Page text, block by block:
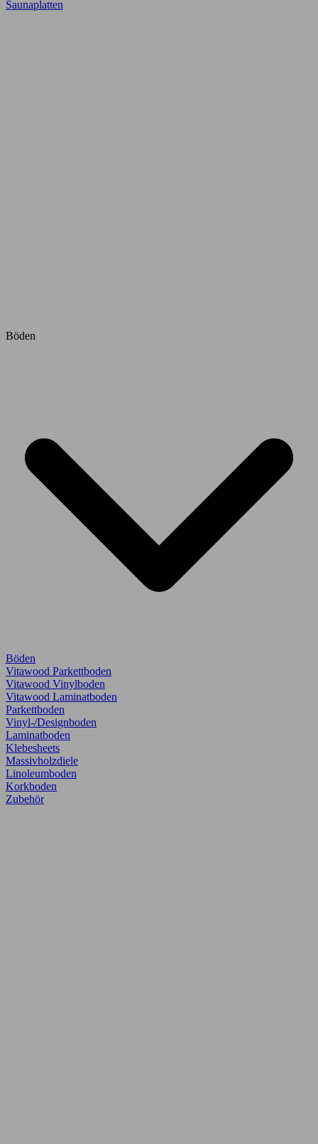
Saunaplatten
Böden
Böden
Vitawood Parkettboden
Vitawood Vinylboden
Vitawood Laminatboden
Parkettboden
Vinyl-/Designboden
Laminatboden
Klebesheets
Massivholzdiele
Linoleumboden
Korkboden
Zubehör